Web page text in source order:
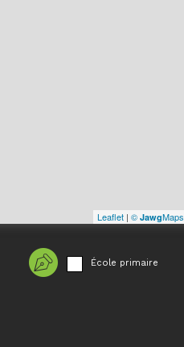
Leaflet | © JawgMaps
École primaire